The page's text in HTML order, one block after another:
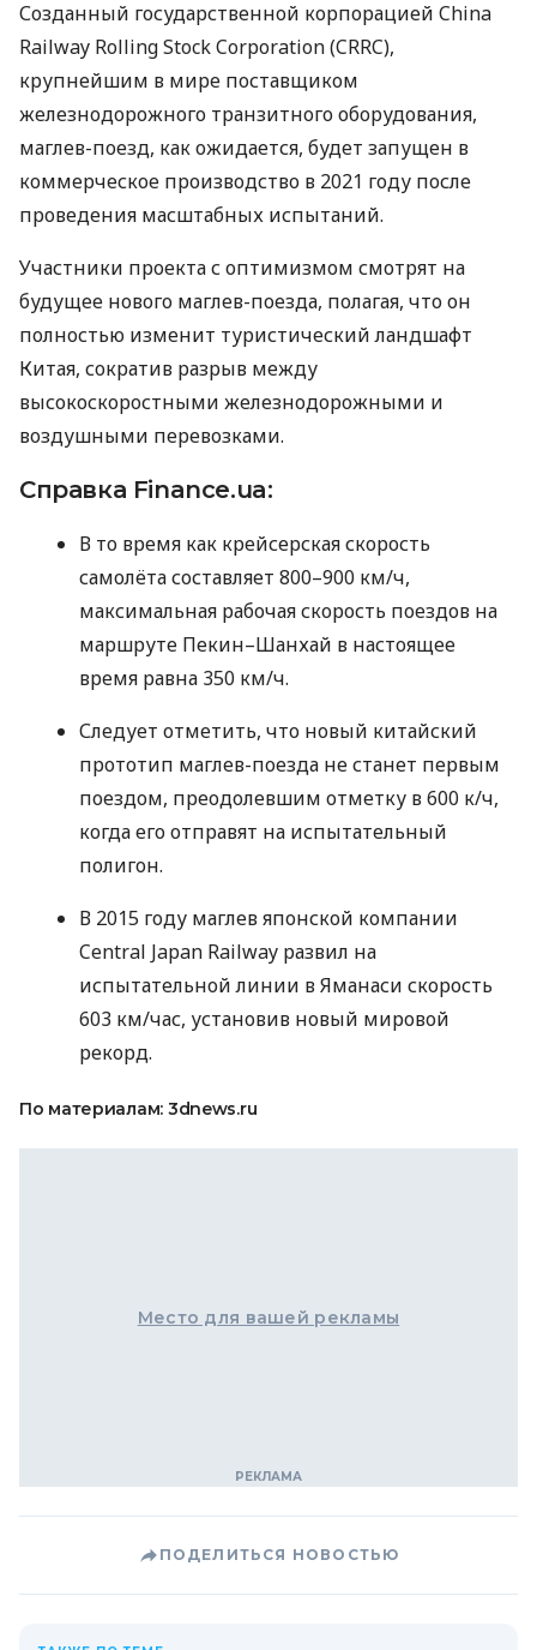
Созданный государственной корпорацией China
Railway Rolling Stock Corporation (CRRC),
крупнейшим в мире поставщиком
железнодорожного транзитного оборудования,
маглев-поезд, как ожидается, будет запущен в
коммерческое производство в 2021 году после
проведения масштабных испытаний.
Участники проекта с оптимизмом смотрят на
будущее нового маглев-поезда, полагая, что он
полностью изменит туристический ландшафт
Китая, сократив разрыв между
высокоскоростными железнодорожными и
воздушными перевозками.
Справка Finance.ua:
В то время как крейсерская скорость
самолёта составляет 800–900 км/ч,
максимальная рабочая скорость поездов на
маршруте Пекин–Шанхай в настоящее
время равна 350 км/ч.
Следует отметить, что новый китайский
прототип маглев-поезда не станет первым
поездом, преодолевшим отметку в 600 к/ч,
когда его отправят на испытательный
полигон.
В 2015 году маглев японской компании
Central Japan Railway развил на
испытательной линии в Яманаси скорость
603 км/час, установив новый мировой
рекорд.
По материалам: 3dnews.ru
Место для вашей рекламы
ПОДЕЛИТЬСЯ НОВОСТЬЮ